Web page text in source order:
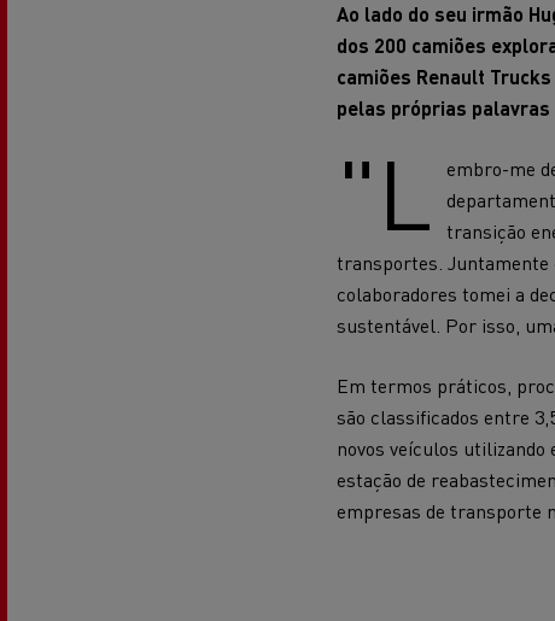
Os nossos camiões eléctricos
Garantias do fabricante Renault
Ao lado do seu irmão
dos 200 camiões
camiões Renault Trucks
pelas próprias palavras
"L
embro-me
transição
transportes.
colaboradores tomei a
sustentável. Por isso,
Em termos práticos,
são classificados entre
novos veículos
estação de
empresas de transporte